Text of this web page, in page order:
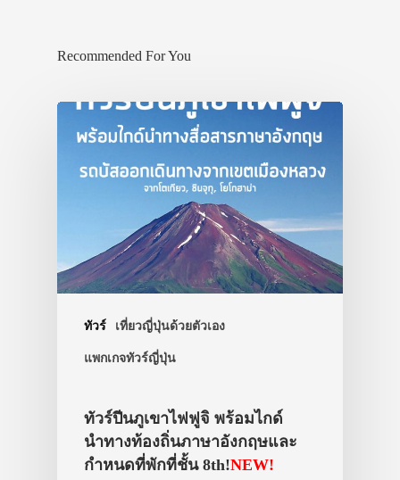
Recommended For You
ทัวร์ เที่ยวญี่ปุ่นด้วยตัวเอง
แพกเกจทัวร์ญี่ปุ่น
ทัวร์ปีนภูเขาไฟฟูจิ พร้อมไกด์
นำทางท้องถิ่นภาษาอังกฤษและ
กำหนดที่พักที่ชั้น 8th!NEW!